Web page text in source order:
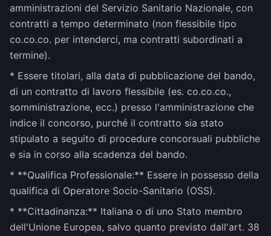
amministrazioni del Servizio Sanitario Nazionale, con
contratti a tempo determinato (non flessibile tipo
co.co.co. per intenderci, ma contratti subordinati a
termine).
* Essere titolari, alla data di pubblicazione del bando,
di un contratto di lavoro flessibile (es. co.co.co.,
somministrazione, ecc.) presso l'amministrazione che
indice il concorso, purché il contratto sia stato
stipulato a seguito di procedure concorsuali pubbliche
e sia in corso alla scadenza del bando.
* **Qualifica Professionale:** Essere in possesso della
qualifica di Operatore Socio-Sanitario (OSS).
* **Cittadinanza:** Italiana o di uno Stato membro
dell'Unione Europea, salvo quanto previsto dall'art. 38